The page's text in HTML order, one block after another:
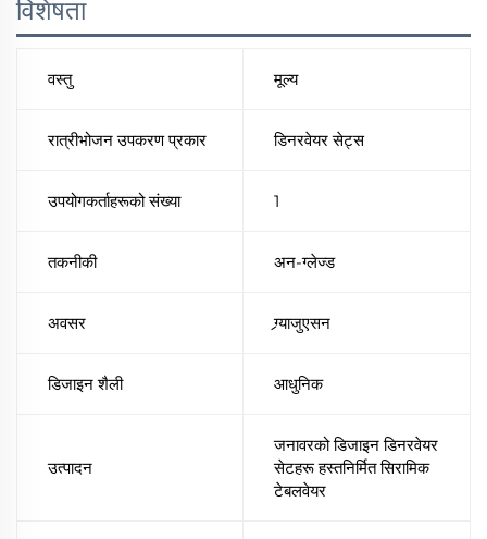
विशेषता
वस्तु मूल्य
रात्रीभोजन उपकरण प्रकार डिनरवेयर सेट्स
उपयोगकर्ताहरूको संख्या 1
तकनीकी अन-ग्लेज्ड
अवसर ग्र्याजुएसन
डिजाइन शैली आधुनिक
उत्पादन
जनावरको डिजाइन डिनरवेयर
सेटहरू हस्तनिर्मित सिरामिक
टेबलवेयर